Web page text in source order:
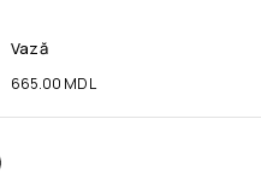
Vază
665.00 MDL